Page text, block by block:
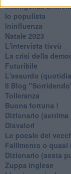
Intelligenza
Io populista
Ininfluenza
Natale 2023
L'intervista tivvù
La crisi della
Futuribile
L'assurdo
Il Blog
Tolleranza
Buona fortuna !
​Dizionario (settima
Disvalori
Le poesie del
Fallimento o quasi
Dizionario (sesta
Zuppa inglese